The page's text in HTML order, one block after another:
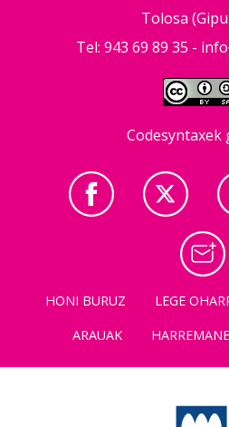
Tolosa
Tel: 943 69 89 35 -
Codesyntaxek
HONI BURUZ LEGE
ARAUAK